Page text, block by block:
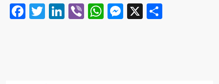
Facebook
Twitter
LinkedIn
ViberWhatsApp
Messenger
X